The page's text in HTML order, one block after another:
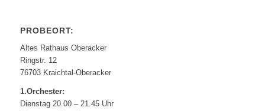
PROBEORT:
Altes Rathaus Oberacker
Ringstr. 12
76703 Kraichtal-Oberacker
1.Orchester:
Dienstag 20.00 – 21.45 Uhr